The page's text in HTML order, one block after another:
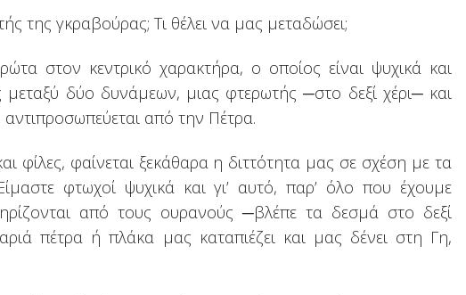
της γκραβούρας; Τι θέλει να μας μεταδώσει;
στον κεντρικό χαρακτήρα, ο οποίος είναι ψυχικά και
μεταξύ δύο δυνάμεων, μιας φτερωτής ─στο δεξί χέρι─ και
από την Πέτρα.
φίλες, φαίνεται ξεκάθαρα η διττότητα μας σε σχέση με τα
φτωχοί ψυχικά και γι’ αυτό, παρ’ όλο που έχουμε
από τους ουρανούς ─βλέπε τα δεσμά στο δεξί
πέτρα ή πλάκα μας καταπιέζει και μας δένει στη Γη,